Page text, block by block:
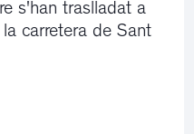
traslladat a
de Sant